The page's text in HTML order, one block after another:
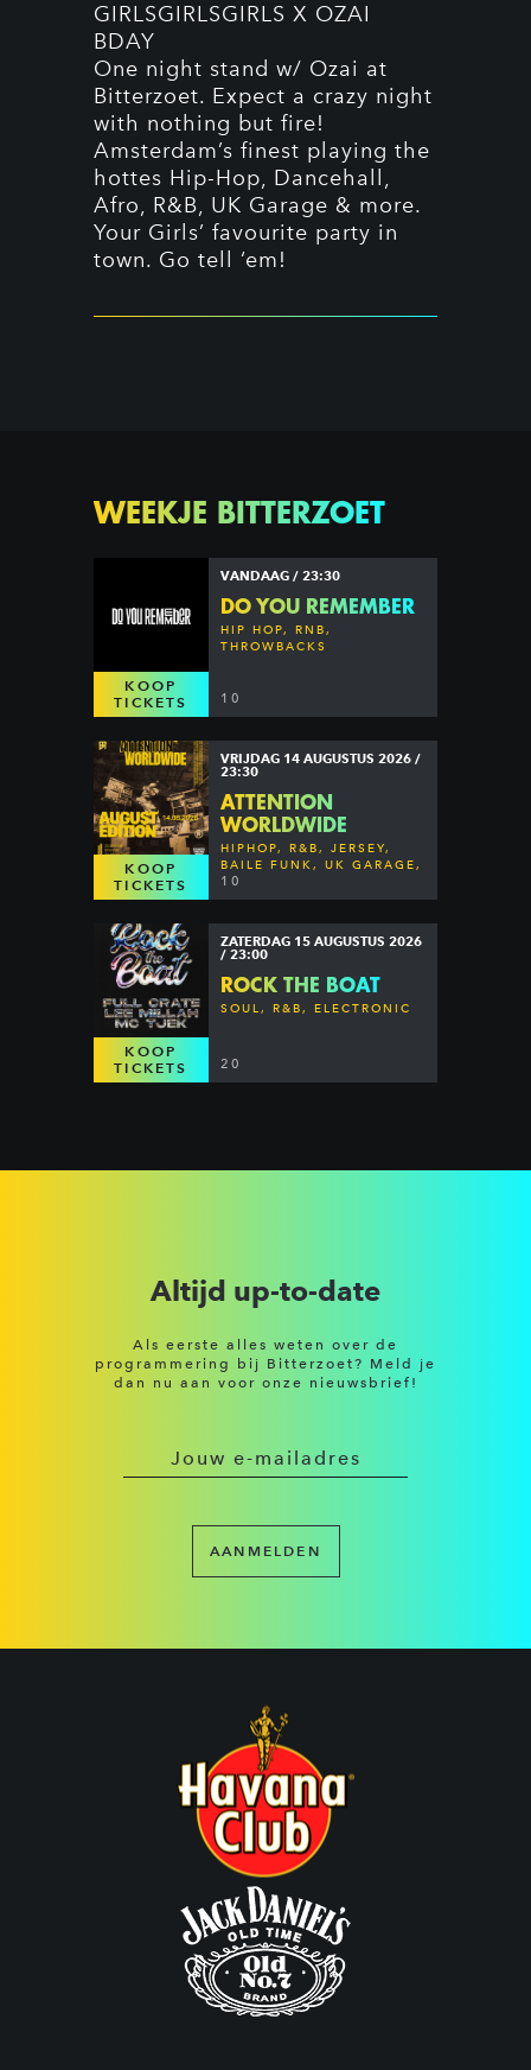
GIRLSGIRLSGIRLS X OZAI
BDAY
One night stand w/ Ozai at
Bitterzoet. Expect a crazy night
with nothing but fire!
Amsterdam’s finest playing the
hottes Hip-Hop, Dancehall,
Afro, R&B, UK Garage & more.
Your Girls’ favourite party in
town. Go tell ‘em!
WEEKJE BITTERZOET
KOOP
TICKETS
VANDAAG / 23:30
DO YOU REMEMBER
HIP HOP, RNB,
THROWBACKS
10
KOOP
TICKETS
VRIJDAG 14 AUGUSTUS 2026 /
23:30
ATTENTION
WORLDWIDE
HIPHOP, R&B, JERSEY,
BAILE FUNK, UK GARAGE,
DANCEHALL & MORE
10
KOOP
TICKETS
ZATERDAG 15 AUGUSTUS 2026
/ 23:00
ROCK THE BOAT
SOUL, R&B, ELECTRONIC
20
Altijd up-to-date
Als eerste alles weten over de
programmering bij Bitterzoet? Meld je
dan nu aan voor onze nieuwsbrief!
AANMELDEN